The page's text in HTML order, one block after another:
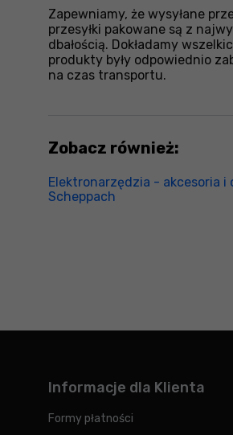
Zapewniamy, że wysyłane
przesyłki pakowane są z
dbałością. Dokładamy
produkty były odpowiednio
na czas transportu.
Zobacz również:
Elektronarzędzia - akcesoria i
Scheppach
Informacje dla Klienta
Formy płatności